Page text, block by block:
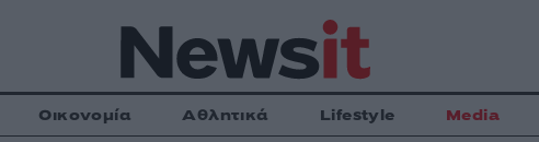
Οικονομία Αθλητικά Lifestyle Media